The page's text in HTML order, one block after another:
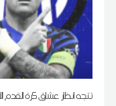
تتجه انظار عشاق كرة القدم